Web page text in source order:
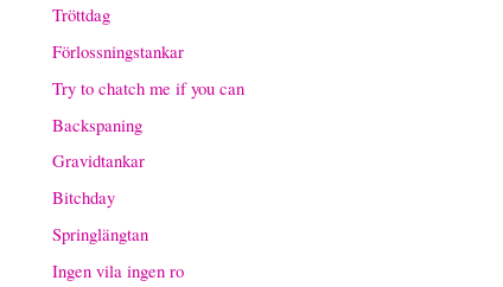
Tröttdag
Förlossningstankar
Try to chatch me if you can
Backspaning
Gravidtankar
Bitchday
Springlängtan
Ingen vila ingen ro